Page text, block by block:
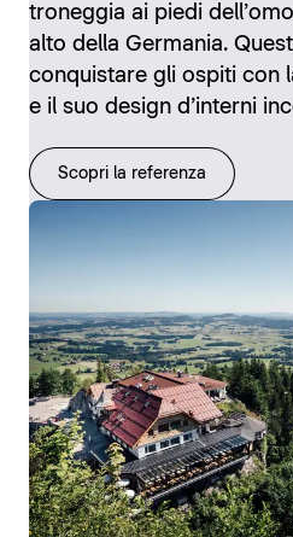
troneggia ai piedi
alto della Germania.
conquistare gli ospiti con
e il suo design d’interni
Scopri la referenza